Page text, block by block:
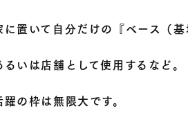
に置いて自分だけの『ベース（基
るいは店舗として使用するなど。
躍の枠は無限大です。